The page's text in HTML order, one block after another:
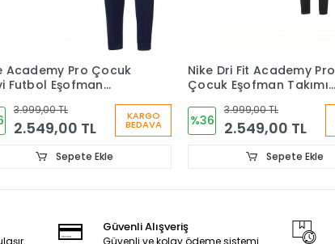
Academy Pro Çocuk
Futbol Eşofman
3.999,00 TL
2.549,00 TL
KARGO
BEDAVA
Sepete Ekle
Nike Dri Fit Academy Pro
Çocuk Eşofman Takımı
%36
3.999,00 TL
2.549,00 TL
Sepete Ekle
Güvenli Alışveriş